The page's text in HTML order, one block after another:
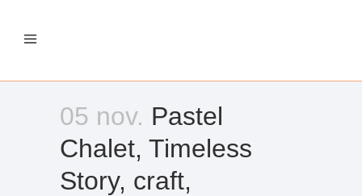
05 nov. Pastel
Chalet, Timeless
Story, craft,